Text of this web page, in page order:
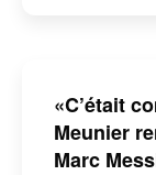
«C’était
Meunier
Marc